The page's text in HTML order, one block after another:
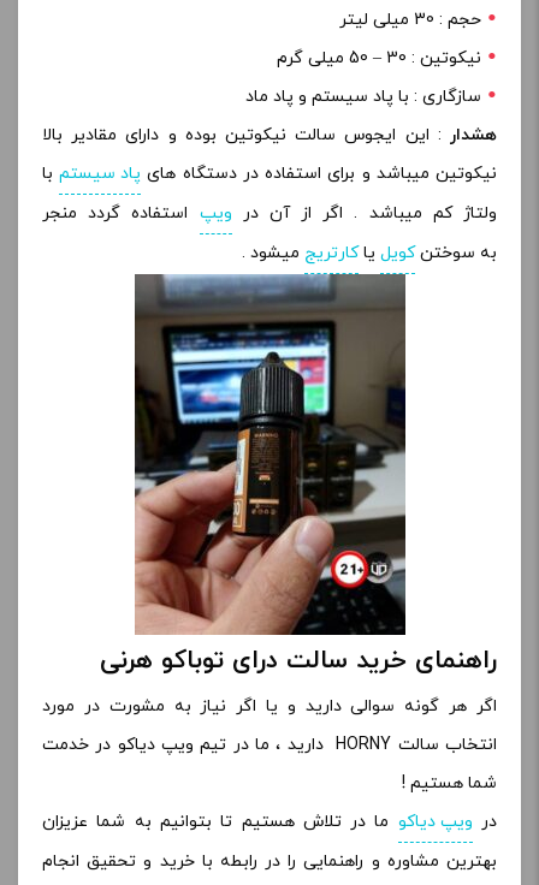
حجم : 30 میلی لیتر
نیکوتین : 30 – 50 میلی گرم
سازگاری : با پاد سیستم و پاد ماد
هشدار : این ایجوس سالت نیکوتین بوده و دارای مقادیر بالا
نیکوتین میباشد و برای استفاده در دستگاه های پاد سیستمبا
ولتاژ کم میباشد . اگر از آن در ویپ استفاده گردد منجر
به سوختنکویل یاکارتریج میشود .
راهنمای خرید سالت درای توباکو هرنی
اگر هر گونه سوالی دارید و یا اگر نیاز به مشورت در مورد
انتخاب سالت HORNY
دارید ، ما در تیم ویپ دیاکو در خدمت
شما هستیم !
در ویپ دیاکو ما در تلاش هستیم تا بتوانیم به شما عزیزان
بهترین مشاوره و راهنمایی را در رابطه با خرید و تحقیق انجام